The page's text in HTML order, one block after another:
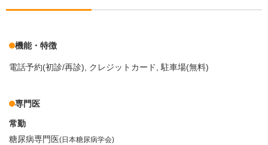
機能・特徴
電話予約(初診/再診) クレジットカード 駐車場(無料)
専門医
常勤
糖尿病専門医(日本糖尿病学会)